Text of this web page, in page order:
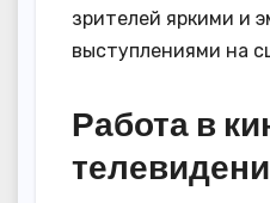
зрителей яркими и
выступлениями на
Работа в